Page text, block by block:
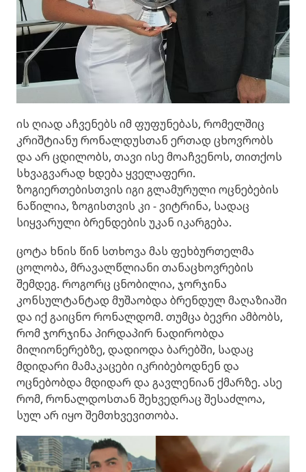
ის ღიად აჩვენებს იმ ფუფუნებას, რომელშიც
კრიშტიანუ რონალდუსთან ერთად ცხოვრობს
და არ ცდილობს, თავი ისე მოაჩვენოს, თითქოს
სხვაგვარად ხდება ყველაფერი.
ზოგიერთებისთვის იგი გლამურული ოცნებების
ნაწილია, ზოგისთვის კი - ვიტრინა, სადაც
სიყვარული ბრენდების უკან იკარგება.
ცოტა ხნის წინ სთხოვა მას ფეხბურთელმა
ცოლობა, მრავალწლიანი თანაცხოვრების
შემდეგ. როგორც ცნობილია, ჯორჯინა
კონსულტანტად მუშაობდა ბრენდულ მაღაზიაში
და იქ გაიცნო რონალდომ. თუმცა ბევრი ამბობს,
რომ ჯორჯინა პირდაპირ ნადირობდა
მილიონერებზე, დადიოდა ბარებში, სადაც
მდიდარი მამაკაცები იკრიბებოდნენ და
ოცნებობდა მდიდარ და გავლენიან ქმარზე. ასე
რომ, რონალდოსთან შეხვედრაც შესაძლოა,
სულ არ იყო შემთხვევითობა.